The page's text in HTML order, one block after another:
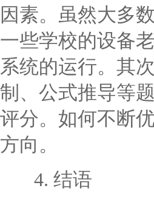
因素。虽然大多
一些学校的设备
系统的运行。其
制、公式推导等
评分。如何不断
方向。
4. 结语